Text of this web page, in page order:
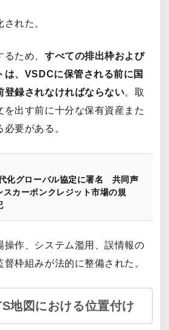
れた。
るため、すべての排出枠および
は、VSDCに保管される前に国
登録されなければならない。取
を出す前に十分な保有資産また
要がある。
化グローバル協定に署名 共同声
スカーボンクレジット市場の規
操作、システム濫用、誤情報の
枠組みが法的に整備された。
地図における位置付け